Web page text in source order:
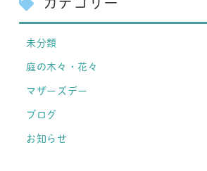
未分類
庭の木々・花々
マザーズデー
ブログ
お知らせ